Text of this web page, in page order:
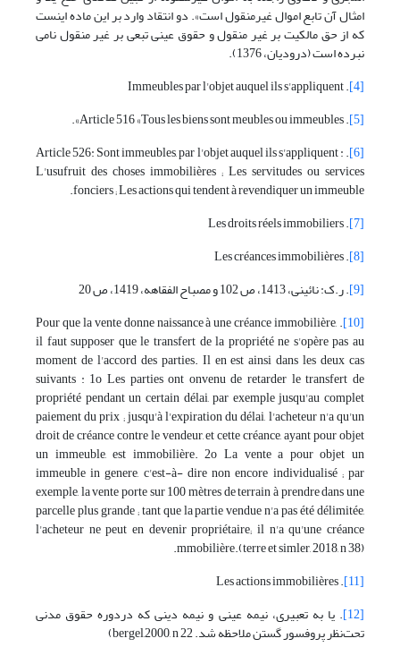
امثال آن تابع اموال غیرمنقول است». دو انتقاد وارد بر این ماده اینست
که از حق مالکیت بر غیر منقول و حقوق عینی تبعی بر غیر منقول نامی
نبرده است (درودیان، 1376).
[4]
. Immeubles par l'objet auquel ils s'appliquent
[5]
. Article 516 «Tous les biens sont meubles ou immeubles».
[6]
. Article 526: Sont immeubles, par l'objet auquel ils s'appliquent :
L'usufruit des choses immobilières ; Les servitudes ou services
fonciers ; Les actions qui tendent à revendiquer un immeuble.
[7]
. Les droits réels immobiliers
[8]
. Les créances immobilières
[9] . ر.ک: نائینى، 1413، ص 102 و مصباح الفقاهه، 1419، ص 20
[10]
. Pour que la vente donne naissance à une créance immobilière,
il faut supposer que le transfert de la propriété ne s'opère pas au
moment de l'accord des parties. Il en est ainsi dans les deux cas
suivants : 1o Les parties ont onvenu de retarder le transfert de
propriété pendant un certain délai, par exemple jusqu'au complet
paiement du prix ; jusqu'à l'expiration du délai, l'acheteur n'a qu'un
droit de créance contre le vendeur, et cette créance, ayant pour objet
un immeuble, est immobilière. 2o La vente a pour objet un
immeuble in genere, c'est-à- dire non encore individualisé ; par
exemple, la vente porte sur 100 mètres de terrain à prendre dans une
parcelle plus grande ; tant que la partie vendue n'a pas été délimitée,
l'acheteur ne peut en devenir propriétaire; il n'a qu'une créance
mmobilière.(terre et simler, 2018, n 38).
[11]
. Les actions immobilières
[12]
. یا به تعبیری، نیمه عینی و نیمه دینی که دردوره حقوق مدنی
تحت‌نظر پروفسور گستن ملاحظه شد. bergel,2000, n 22)